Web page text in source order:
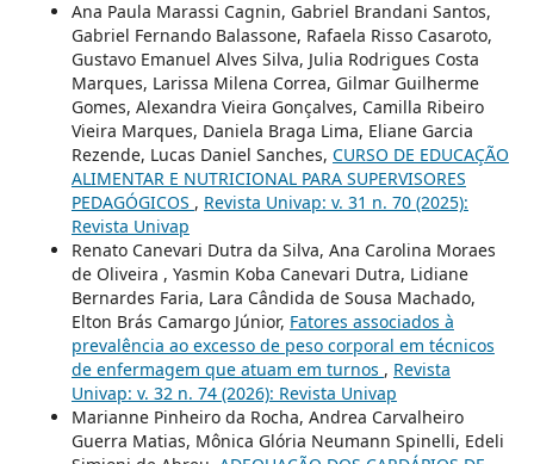
Ana Paula Marassi Cagnin, Gabriel Brandani Santos,
Gabriel Fernando Balassone, Rafaela Risso Casaroto,
Gustavo Emanuel Alves Silva, Julia Rodrigues Costa
Marques, Larissa Milena Correa, Gilmar Guilherme
Gomes, Alexandra Vieira Gonçalves, Camilla Ribeiro
Vieira Marques, Daniela Braga Lima, Eliane Garcia
Rezende, Lucas Daniel Sanches, CURSO DE EDUCAÇÃO
ALIMENTAR E NUTRICIONAL PARA SUPERVISORES
PEDAGÓGICOS , Revista Univap: v. 31 n. 70 (2025):
Revista Univap
Renato Canevari Dutra da Silva, Ana Carolina Moraes
de Oliveira , Yasmin Koba Canevari Dutra, Lidiane
Bernardes Faria, Lara Cândida de Sousa Machado,
Elton Brás Camargo Júnior, Fatores associados à
prevalência ao excesso de peso corporal em técnicos
de enfermagem que atuam em turnos , Revista
Univap: v. 32 n. 74 (2026): Revista Univap
Marianne Pinheiro da Rocha, Andrea Carvalheiro
Guerra Matias, Mônica Glória Neumann Spinelli, Edeli